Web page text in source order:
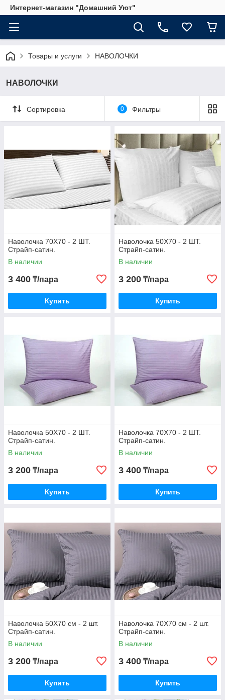
Интернет-магазин "Домашний Уют"
Товары и услуги НАВОЛОЧКИ
НАВОЛОЧКИ
Сортировка 0 Фильтры
Наволочка 70Х70 - 2 ШТ.
Страйп-сатин.
В наличии
3 400 ₸/пара
Купить
Наволочка 50Х70 - 2 ШТ.
Страйп-сатин.
В наличии
3 200 ₸/пара
Купить
Наволочка 50Х70 - 2 ШТ.
Страйп-сатин.
В наличии
3 200 ₸/пара
Купить
Наволочка 70Х70 - 2 ШТ.
Страйп-сатин.
В наличии
3 400 ₸/пара
Купить
Наволочка 50Х70 см - 2 шт.
Страйп-сатин.
В наличии
3 200 ₸/пара
Купить
Наволочка 70Х70 см - 2 шт.
Страйп-сатин.
В наличии
3 400 ₸/пара
Купить